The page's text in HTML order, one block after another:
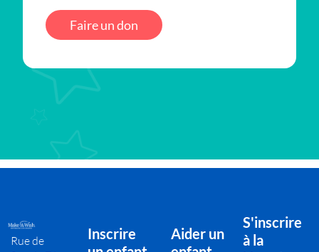
Faire un don
Rue de
Inscrire
Aider un
S'inscrire
à la